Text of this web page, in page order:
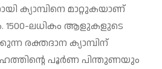
ക്യാമ്പിനെ മാറ്റുകയാണ്
1500-ലധികം ആളുകളുടെ
രക്തദാന ക്യാമ്പിന്
പൂര്‍ണ പിന്തുണയും